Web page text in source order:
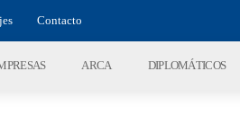
Contacto
ARCA DIPLOMÁTICOS